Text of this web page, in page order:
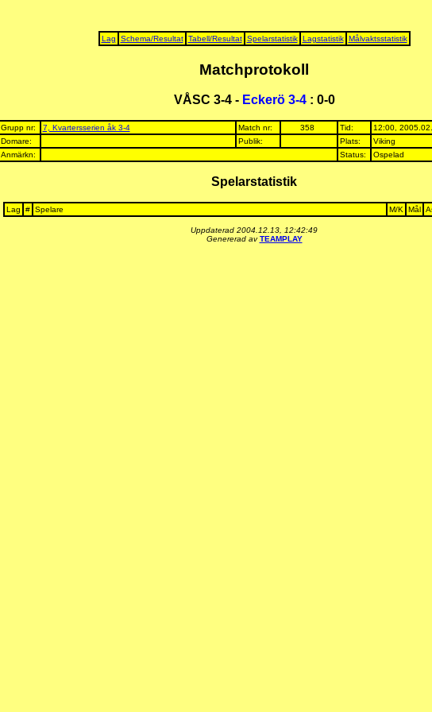
Lag Schema/Resultat Tabell/Resultat Spelarstatistik Lagstatistik Målvaktsstatistik
Matchprotokoll
VÅSC 3-4 - Eckerö 3-4 : 0-0
Grupp nr: 7, Kvartersserien åk 3-4 Match nr: 358 Tid:
12:00,
Domare:
Publik: Plats:
Viking
Anmärkn:
Status: Ospelad
Spelarstatistik
Lag # Spelare M/K Mål
Uppdaterad 2004.12.13, 12:42:49
Genererad avTEAMPLAY